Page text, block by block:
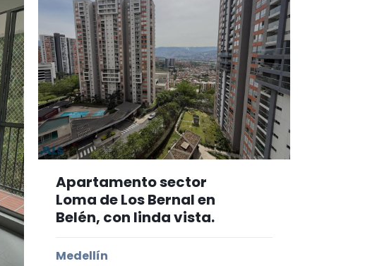
Apartamento sector
Loma de Los Bernal en
Belén, con linda vista.
Medellín